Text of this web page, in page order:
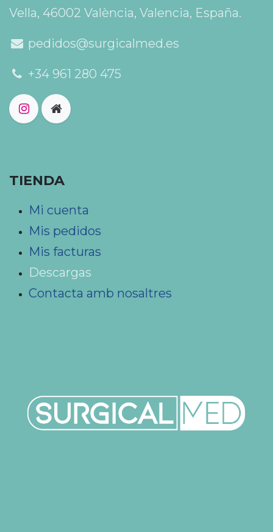
Vella, 46002 València, Valencia, España.
pedidos@surgicalmed.es
+34 961 280 475
TIENDA
Mi cuenta
Mis pedidos
Mis facturas
Descargas
Contacta amb nosaltres